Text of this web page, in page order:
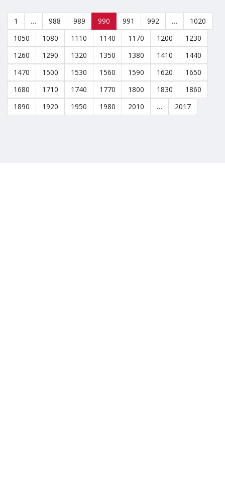
1 … 988 989 990 991 992 …
1020
1050
1080 1110 1140 1170 1200
1230
1260
1290 1320 1350 1380 1410
1440
1470
1500 1530 1560 1590 1620
1650
1680
1710 1740 1770 1800 1830
1860
1890
1920 1950 1980 2010 … 2017